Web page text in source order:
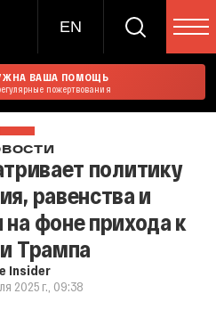
EN
ВАША ПОМОЩЬ
пожертвования
политику
равенства и
фоне прихода к
Трампа
Insider
2025 г., 09:38